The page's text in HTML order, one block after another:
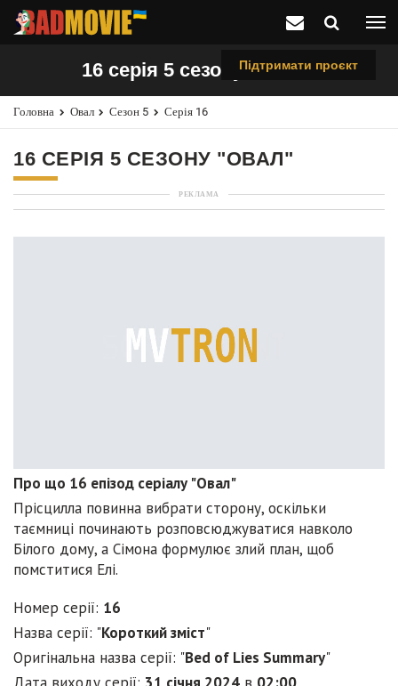
Підтримати проєкт
16 серія 5 сезону "Овал"
Головна Овал Сезон 5 Серія 16
16 СЕРІЯ 5 СЕЗОНУ "ОВАЛ"
РЕКЛАМА
Про що 16 епізод серіалу "Овал"
Прісцилла повинна вибрати сторону, оскільки
таємниці починають розповсюджуватися навколо
Білого дому, а Сімона формулює злий план, щоб
помститися Елі.
Номер серії: 16
Назва серії: "Короткий зміст"
Оригінальна назва серії: "Bed of Lies Summary"